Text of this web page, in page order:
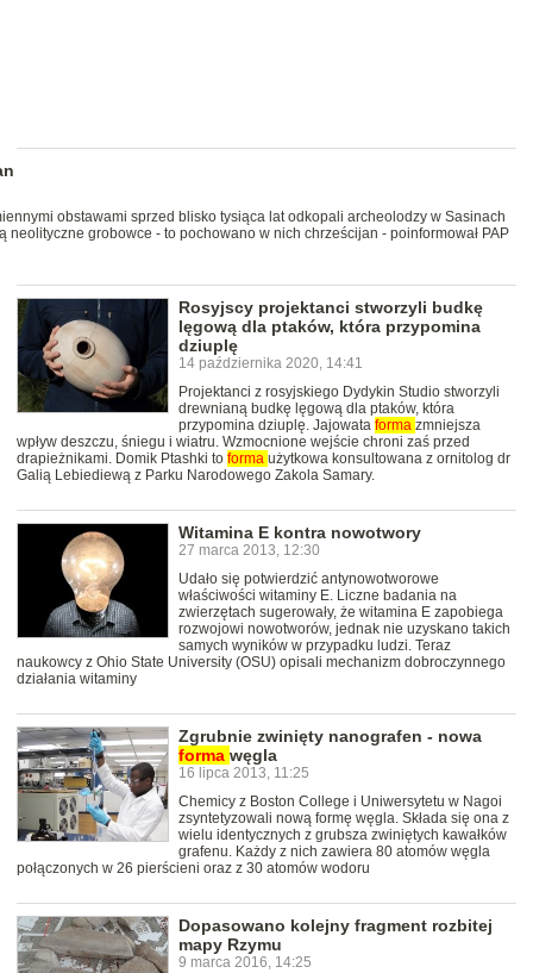
obstawami sprzed blisko tysiąca lat odkopali archeolodzy w Sasinach
grobowce - to pochowano w nich chrześcijan - poinformował PAP
Rosyjscy projektanci stworzyli budkę
lęgową dla ptaków, która przypomina
dziuplę
14 października 2020, 14:41
Projektanci z rosyjskiego Dydykin Studio stworzyli
drewnianą budkę lęgową dla ptaków, która
przypomina dziuplę. Jajowata forma zmniejsza
wpływ deszczu, śniegu i wiatru. Wzmocnione wejście chroni zaś przed
drapieżnikami. Domik Ptashki to forma użytkowa konsultowana z ornitolog dr
Galią Lebiediewą z Parku Narodowego Zakola Samary.
Witamina E kontra nowotwory
27 marca 2013, 12:30
Udało się potwierdzić antynowotworowe
właściwości witaminy E. Liczne badania na
zwierzętach sugerowały, że witamina E zapobiega
rozwojowi nowotworów, jednak nie uzyskano takich
samych wyników w przypadku ludzi. Teraz
naukowcy z Ohio State University (OSU) opisali mechanizm dobroczynnego
działania witaminy
Zgrubnie zwinięty nanografen - nowa
forma węgla
16 lipca 2013, 11:25
Chemicy z Boston College i Uniwersytetu w Nagoi
zsyntetyzowali nową formę węgla. Składa się ona z
wielu identycznych z grubsza zwiniętych kawałków
grafenu. Każdy z nich zawiera 80 atomów węgla
połączonych w 26 pierścieni oraz z 30 atomów wodoru
Dopasowano kolejny fragment rozbitej
mapy Rzymu
9 marca 2016, 14:25